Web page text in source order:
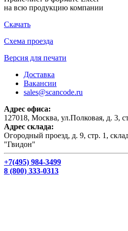
на всю продукцию компании
Скачать
Схема проезда
Версия для печати
Доставка
Вакансии
sales@scancode.ru
Адрес офиса:
127018, Москва, ул.Полковая, д. 3,
Адрес склада:
Огородный проезд, д. 9, стр. 1,
"Гвидон"
+7(495) 984-3499
8 (800) 333-0313